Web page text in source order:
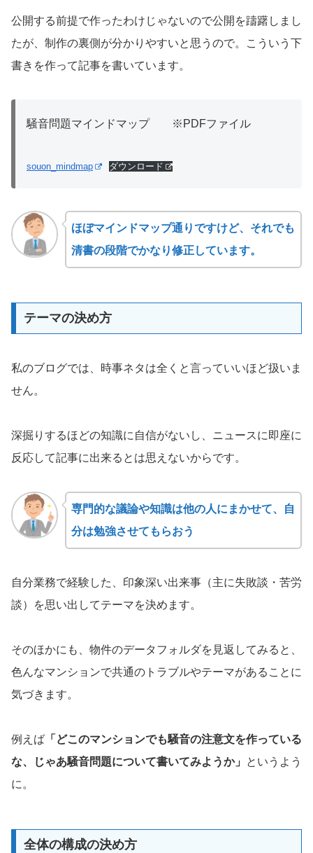
公開する前提で作ったわけじゃないので公開を躊躇しまし
たが、制作の裏側が分かりやすいと思うので。こういう下
書きを作って記事を書いています。
騒音問題マインドマップ ※PDFファイル
souon_mindmap ダウンロード
ほぼマインドマップ通りですけど、それでも
清書の段階でかなり修正しています。
テーマの決め方
私のブログでは、時事ネタは全くと言っていいほど扱いま
せん。
深掘りするほどの知識に自信がないし、ニュースに即座に
反応して記事に出来るとは思えないからです。
専門的な議論や知識は他の人にまかせて、自
分は勉強させてもらおう
自分業務で経験した、印象深い出来事（主に失敗談・苦労
談）を思い出してテーマを決めます。
そのほかにも、物件のデータフォルダを見返してみると、
色んなマンションで共通のトラブルやテーマがあることに
気づきます。
例えば 「どこのマンションでも騒音の注意文を作っている
な、じゃあ騒音問題について書いてみようか」
というよう
に。
全体の構成の決め方